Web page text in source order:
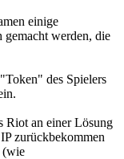
einige
gemacht werden, die
des Spielers
Riot an einer Lösung
zurückbekommen
(wie